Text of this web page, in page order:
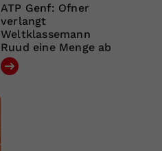
ATP Genf: Ofner
verlangt
Weltklassemann
Ruud eine Menge ab